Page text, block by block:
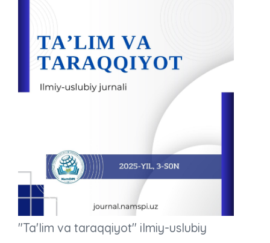
"Ta'lim va taraqqiyot" ilmiy-uslubiy